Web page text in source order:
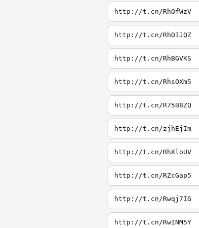
http://t.cn/RhOfWzV
http://t.cn/RhOIJQZ
http://t.cn/RhBGVKS
http://t.cn/RhsOXm5
http://t.cn/R75B8ZQ
http://t.cn/zjhEjIm
http://t.cn/RhXloUV
http://t.cn/RZcGap5
http://t.cn/Rwqj7IG
http://t.cn/RwINM5Y